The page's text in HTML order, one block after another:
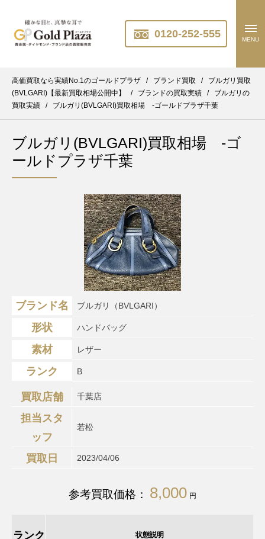
0120-252-555 MENU
高価買取なら実績No.1のゴールドプラザ / ブランド買取 /
ブルガリ買取
(BVLGARI)【最新買取相場公開中】
/ ブランドの買取実績 /
ブルガリの
買取実績
/ ブルガリ(BVLGARI)買取相場 -ゴールドプラザ千葉
ブルガリ(BVLGARI)買取相場 -ゴ
ールドプラザ千葉
ブランド名 ブルガリ（BVLGARI）
形状 ハンドバッグ
素材 レザー
ランク B
買取店舗 千葉店
担当スタ
ッフ
若松
買取日 2023/04/06
参考買取価格： 8,000 円
ランク 状態説明